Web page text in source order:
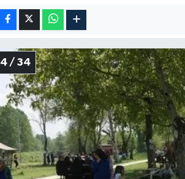
4 / 34